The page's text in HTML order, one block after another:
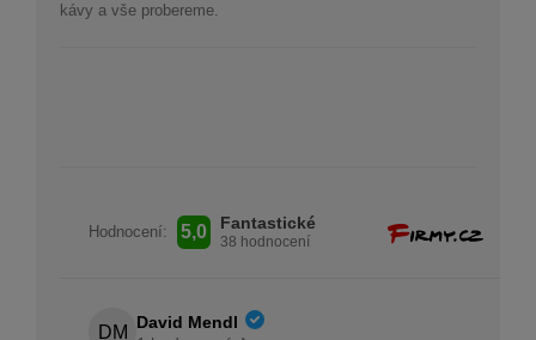
kávy a vše probereme.